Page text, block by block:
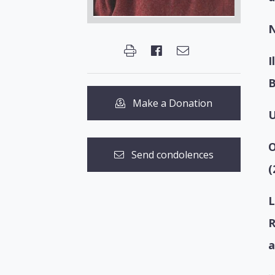
Make a Donation
Send condolences